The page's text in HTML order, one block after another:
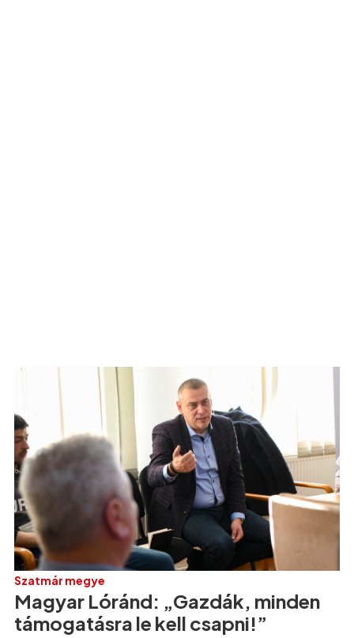
Szatmár megye
Magyar Lóránd: „Gazdák, minden
támogatásra le kell csapni!”